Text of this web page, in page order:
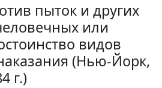
пыток и других
или
видов
(Нью-Йорк,
г.)